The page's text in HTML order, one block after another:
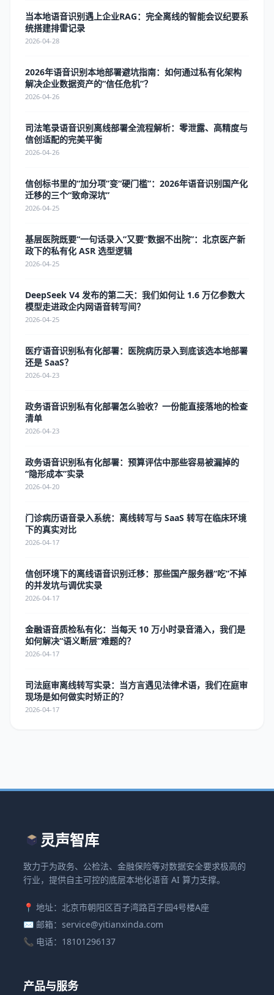
当本地语音识别遇上企业RAG：完全离线的智能会议纪要系
统搭建排雷记录
2026-04-28
2026年语音识别本地部署避坑指南：如何通过私有化架构
解决企业数据资产的“信任危机”？
2026-04-26
司法笔录语音识别离线部署全流程解析：零泄露、高精度与
信创适配的完美平衡
2026-04-26
信创标书里的“加分项”变“硬门槛”：2026年语音识别国产化
迁移的三个“致命深坑”
2026-04-25
基层医院既要“一句话录入”又要“数据不出院”：北京医产新
政下的私有化 ASR 选型逻辑
2026-04-25
DeepSeek V4 发布的第二天：我们如何让 1.6 万亿参数大
模型走进政企内网语音转写间？
2026-04-25
医疗语音识别私有化部署：医院病历录入到底该选本地部署
还是 SaaS？
2026-04-23
政务语音识别私有化部署怎么验收？一份能直接落地的检查
清单
2026-04-23
政务语音识别私有化部署：预算评估中那些容易被漏掉的
“隐形成本”实录
2026-04-20
门诊病历语音录入系统：离线转写与 SaaS 转写在临床环境
下的真实对比
2026-04-17
信创环境下的离线语音识别迁移：那些国产服务器“吃”不掉
的并发坑与调优实录
2026-04-17
金融语音质检私有化：当每天 10 万小时录音涌入，我们是
如何解决“语义断层”难题的？
2026-04-17
司法庭审离线转写实录：当方言遇见法律术语，我们在庭审
现场是如何做实时矫正的？
2026-04-17
灵声智库
致力于为政务、公检法、金融保险等对数据安全要求极高的
行业，提供自主可控的底层本地化语音 AI 算力支撑。
📍 地址：北京市朝阳区百子湾路百子园4号楼A座
✉️ 邮箱：service@yitianxinda.com
📞 电话：18101296137
产品与服务